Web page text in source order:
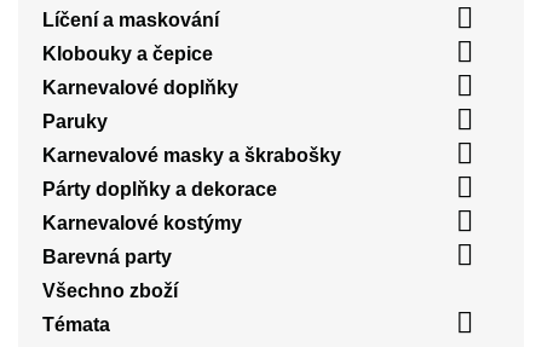
Líčení a maskování 
Klobouky a čepice 
Karnevalové doplňky 
Paruky 
Karnevalové masky a škrabošky 
Párty doplňky a dekorace 
Karnevalové kostýmy 
Barevná party 
Všechno zboží
Témata
